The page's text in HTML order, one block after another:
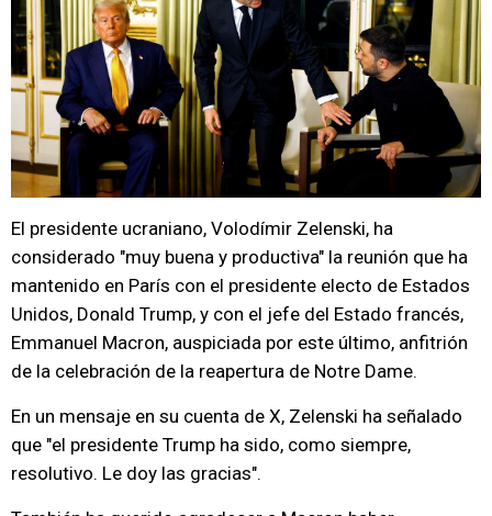
El presidente ucraniano, Volodímir Zelenski, ha
considerado "muy buena y productiva" la reunión que ha
mantenido en París con el presidente electo de Estados
Unidos, Donald Trump, y con el jefe del Estado francés,
Emmanuel Macron, auspiciada por este último, anfitrión
de la celebración de la reapertura de Notre Dame.
En un mensaje en su cuenta de X, Zelenski ha señalado
que "el presidente Trump ha sido, como siempre,
resolutivo. Le doy las gracias".